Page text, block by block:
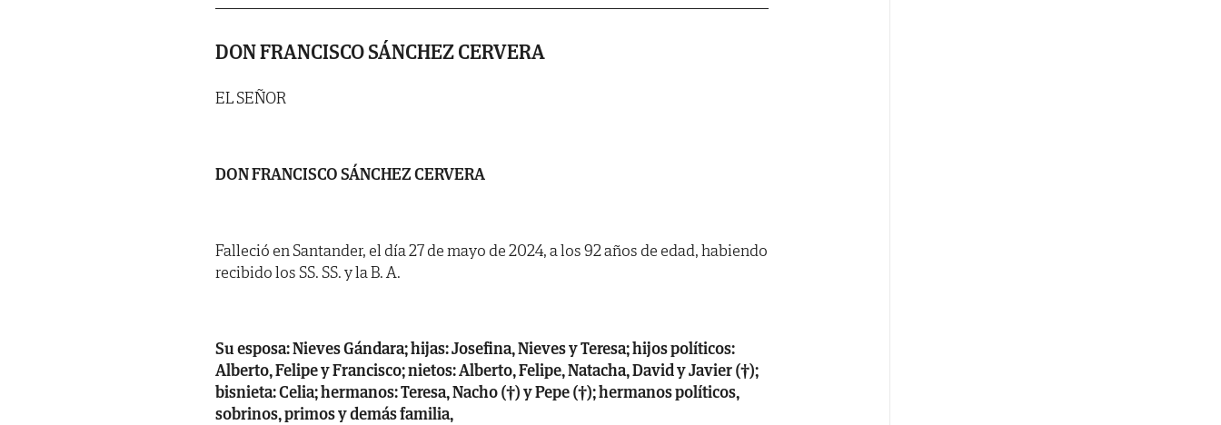
DON FRANCISCO SÁNCHEZ CERVERA
EL SEÑOR
DON FRANCISCO SÁNCHEZ CERVERA
Falleció en Santander, el día 27 de mayo de 2024, a los 92 años de edad, habiendo
recibido los SS. SS. y la B. A.
Su esposa: Nieves Gándara; hijas: Josefina, Nieves y Teresa; hijos políticos:
Alberto, Felipe y Francisco; nietos: Alberto, Felipe, Natacha, David y Javier (†);
bisnieta: Celia; hermanos: Teresa, Nacho (†) y Pepe (†); hermanos políticos,
sobrinos, primos y demás familia,